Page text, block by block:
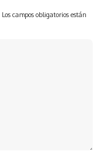
Los campos obligatorios están